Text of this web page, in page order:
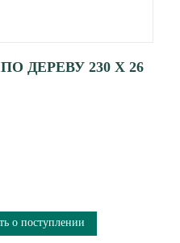
ДЕРЕВУ 230 Х 26
о поступлении